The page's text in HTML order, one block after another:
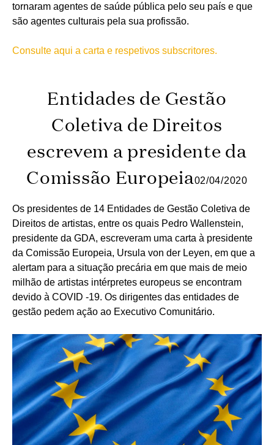
tornaram agentes de saúde pública pelo seu país e que
são agentes culturais pela sua profissão.
Consulte aqui a carta e respetivos subscritores.
Entidades de Gestão
Coletiva de Direitos
escrevem a presidente da
Comissão Europeia02/04/2020
Os presidentes de 14 Entidades de Gestão Coletiva de
Direitos de artistas, entre os quais Pedro Wallenstein,
presidente da GDA, escreveram uma carta à presidente
da Comissão Europeia, Ursula von der Leyen, em que a
alertam para a situação precária em que mais de meio
milhão de artistas intérpretes europeus se encontram
devido à COVID -19. Os dirigentes das entidades de
gestão pedem ação ao Executivo Comunitário.